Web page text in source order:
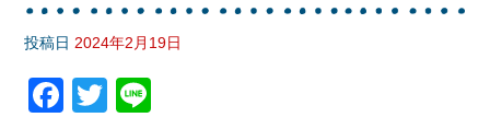
投稿日 2024年2月19日
F
T